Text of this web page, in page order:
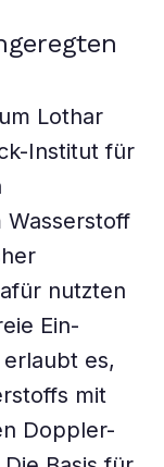
Lothar
Institut für
Wasserstoff
nutzten
Ein-
es,
mit
Doppler-